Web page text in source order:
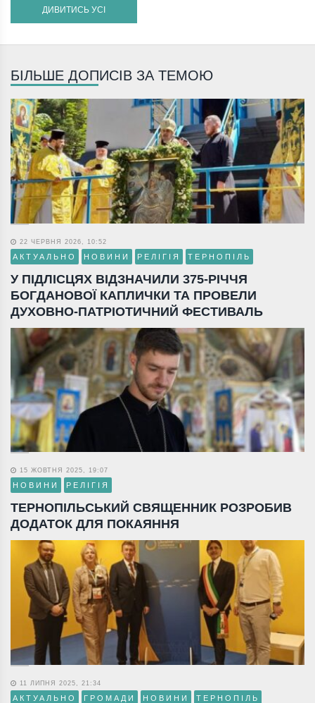
ДИВИТИСЬ УСІ
БІЛЬШЕ ДОПИСІВ ЗА ТЕМОЮ
22 ЧЕРВНЯ 2026, 10:52
АКТУАЛЬНО НОВИНИ РЕЛІГІЯ ТЕРНОПІЛЬ
У ПІДЛІСЦЯХ ВІДЗНАЧИЛИ 375-РІЧЧЯ
БОГДАНОВОЇ КАПЛИЧКИ ТА ПРОВЕЛИ
ДУХОВНО-ПАТРІОТИЧНИЙ ФЕСТИВАЛЬ
15 ЖОВТНЯ 2025, 19:07
НОВИНИ РЕЛІГІЯ
ТЕРНОПІЛЬСЬКИЙ СВЯЩЕННИК РОЗРОБИВ
ДОДАТОК ДЛЯ ПОКАЯННЯ
11 ЛИПНЯ 2025, 21:34
АКТУАЛЬНО ГРОМАДИ НОВИНИ ТЕРНОПІЛЬ